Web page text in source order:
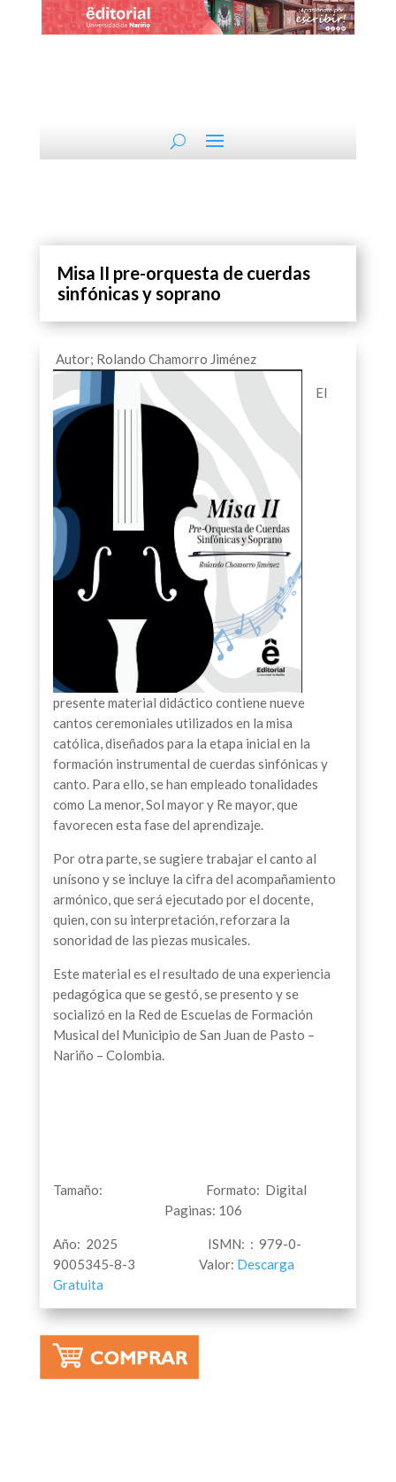
Misa II pre-orquesta de cuerdas
sinfónicas y soprano
Autor; Rolando Chamorro Jiménez
El
presente material didáctico contiene nueve
cantos ceremoniales utilizados en la misa
católica, diseñados para la etapa inicial en la
formación instrumental de cuerdas sinfónicas y
canto. Para ello, se han empleado tonalidades
como La menor, Sol mayor y Re mayor, que
favorecen esta fase del aprendizaje.
Por otra parte, se sugiere trabajar el canto al
unísono y se incluye la cifra del acompañamiento
armónico, que será ejecutado por el docente,
quien, con su interpretación, reforzara la
sonoridad de las piezas musicales.
Este material es el resultado de una experiencia
pedagógica que se gestó, se presento y se
socializó en la Red de Escuelas de Formación
Musical del Municipio de San Juan de Pasto –
Nariño – Colombia.
Tamaño: Formato: Digital
Paginas: 106
Año: 2025 ISMN: : 979-0-
9005345-8-3 Valor: Descarga
Gratuita